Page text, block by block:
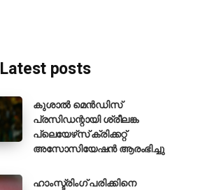
Latest posts
കുശാൽ മെൻഡിസ്
പ്രസിഡന്റായി ശ്രീലങ്ക
പ്ലെയേഴ്‌സ് ക്രിക്കറ്റ്
അസോസിയേഷൻ ആരംഭിച്ചു
ഹാംസ്ട്രിംഗ് പരിക്കിനെ